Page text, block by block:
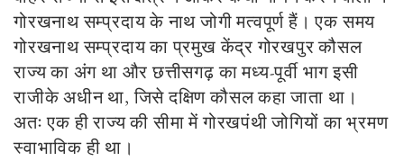
गोरखनाथ सम्प्रदाय के नाथ जोगी मत्वपूर्ण हैं। एक समय
गोरखनाथ सम्प्रदाय का प्रमुख केंद्र गोरखपुर कौसल
राज्य का अंग था और छत्तीसगढ़ का मध्य-पूर्वी भाग इसी
राजीके अधीन था, जिसे दक्षिण कौसल कहा जाता था।
अतः एक ही राज्य की सीमा में गोरखपंथी जोगियों का भ्रमण
स्वाभाविक ही था।